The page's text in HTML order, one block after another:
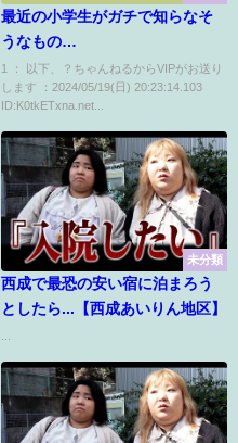
最近の小学生がガチで知らなそ
うなもの
wwwwwwwwwwwwwwwww
1 ： 以下、？ちゃんねるからVIPがお送り
します ：2024/05/19(日) 20:23:14.103
ID:K0tkETxna.net...
未分類
西成で最恐の安い宿に泊まろう
としたら...【西成あいりん地区】